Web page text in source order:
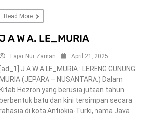
Read More
J A W A. LE_MURIA
Fajar Nur Zaman April 21, 2025
[ad_1] J A W A.LE_MURIA : LERENG GUNUNG
(JEPARA – NUSANTARA.) Dalam
Kitab Hezron yang berusia jutaan tahun
berbentuk batu dan kini tersimpan secara
rahasia di kota Antiokia-Turki, nama Java